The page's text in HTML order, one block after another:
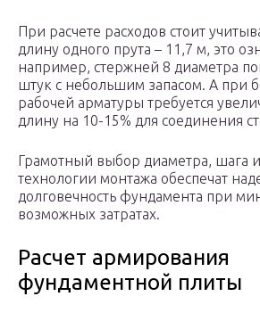
При расчете расходов стоит
длину одного прута – 11,7 м, это
например, стержней 8 диаметра
штук с небольшим запасом. А при
рабочей арматуры требуется
длину на 10-15% для соединения
Грамотный выбор диаметра, шага
технологии монтажа обеспечат
долговечность фундамента при
возможных затратах.
Расчет армирования
фундаментной плиты